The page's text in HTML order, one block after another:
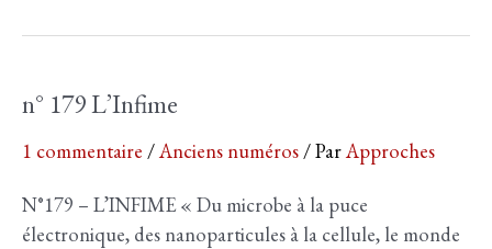
n° 179 L’Infime
1 commentaire /Anciens numéros/ ParApproches
N°179 – L’INFIME « Du microbe à la puce
électronique, des nanoparticules à la cellule, le monde